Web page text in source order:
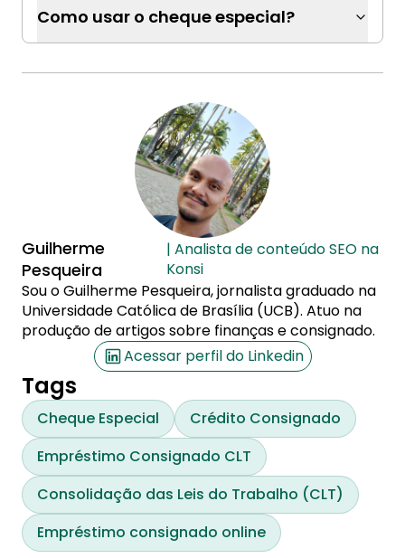
Como usar o cheque especial?
Guilherme
Pesqueira
| Analista de conteúdo SEO na
Konsi
Sou o Guilherme Pesqueira, jornalista graduado na
Universidade Católica de Brasília (UCB). Atuo na
produção de artigos sobre finanças e consignado.
Acessar perfil do Linkedin
Tags
Cheque Especial
Crédito Consignado
Empréstimo Consignado CLT
Consolidação das Leis do Trabalho (CLT)
Empréstimo consignado online